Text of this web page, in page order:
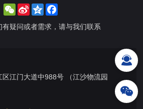
WeChat
Sina
Weibo
Qzone
有疑问或者需求，请与我们联系
区江门大道中988号 （江沙物流园